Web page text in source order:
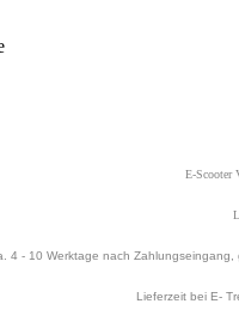
E-Scooter
4 - 10 Werktage nach
Lieferzeit bei E-